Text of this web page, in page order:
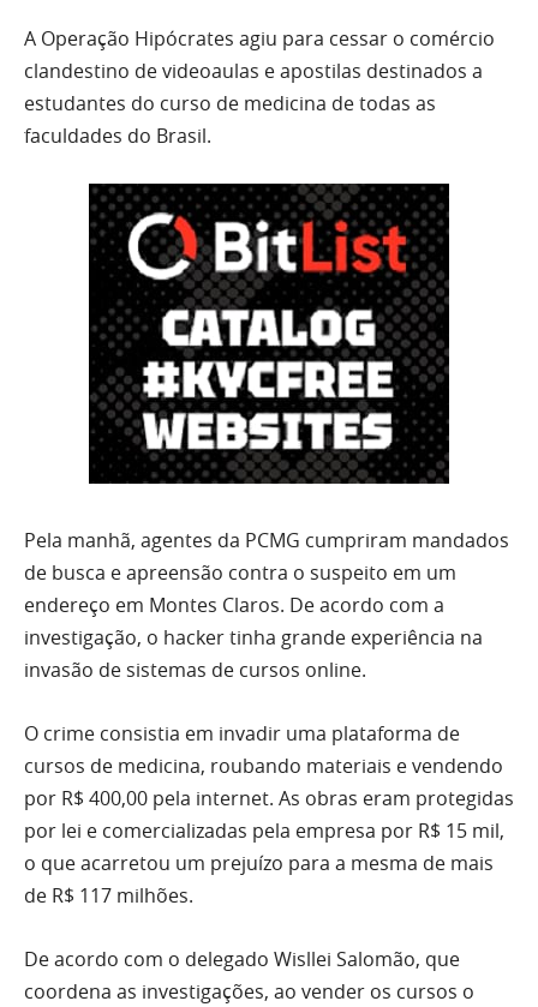
A Operação Hipócrates agiu para cessar o comércio
clandestino de videoaulas e apostilas destinados a
estudantes do curso de medicina de todas as
faculdades do Brasil.
Pela manhã, agentes da PCMG cumpriram mandados
de busca e apreensão contra o suspeito em um
endereço em Montes Claros. De acordo com a
investigação, o hacker tinha grande experiência na
invasão de sistemas de cursos online.
O crime consistia em invadir uma plataforma de
cursos de medicina, roubando materiais e vendendo
por R$ 400,00 pela internet. As obras eram protegidas
por lei e comercializadas pela empresa por R$ 15 mil,
o que acarretou um prejuízo para a mesma de mais
de R$ 117 milhões.
De acordo com o delegado Wisllei Salomão, que
coordena as investigações, ao vender os cursos o